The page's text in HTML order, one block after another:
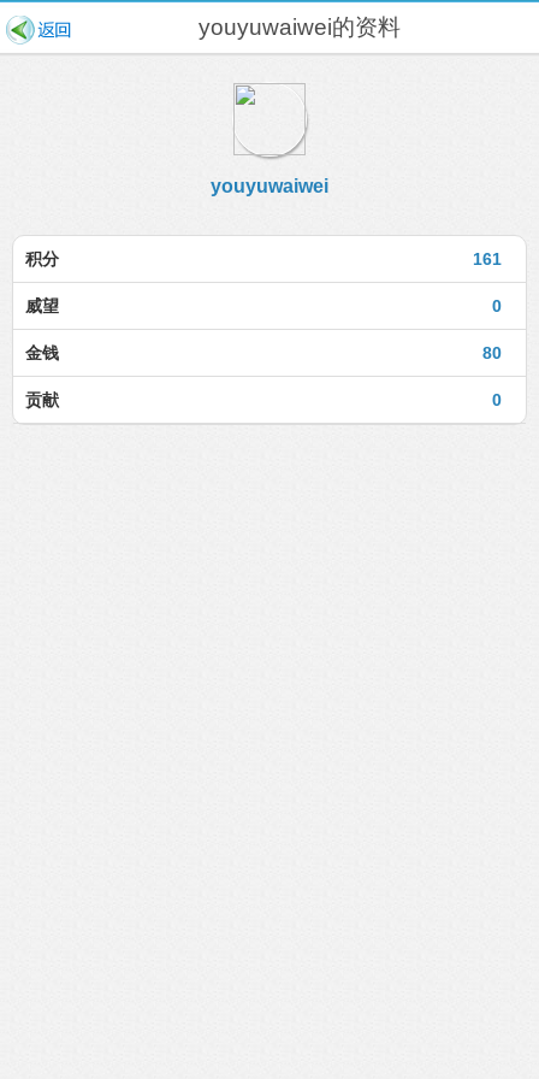
youyuwaiwei的资料
youyuwaiwei
161
积分
0
威望
80
金钱
0
贡献